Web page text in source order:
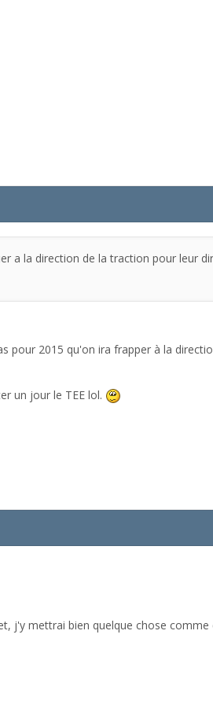
a la direction de la traction pour leur
pour 2015 qu'on ira frapper à la
un jour le TEE lol.
j'y mettrai bien quelque chose comme